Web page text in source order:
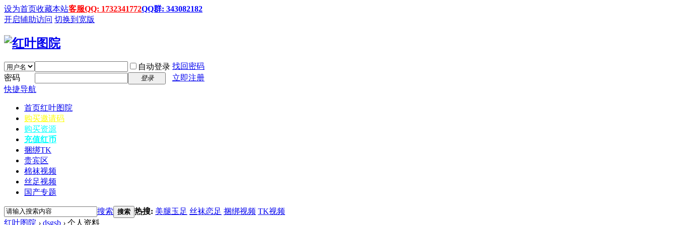
设为首页收藏本站客服QQ: 1732341772QQ群: 343082182
开启辅助访问 切换到宽版
自动登录 找回密码
密码
登录
立即注册
快捷导航
首页红叶图院
购买邀请码
购买资源
充值红币
捆绑TK
贵宾区
棉袜视频
丝足视频
国产专题
搜索 搜索 热搜: 美腿玉足 丝袜恋足 捆绑视频 TK视频
红叶图院 › dsgsb › 个人资料